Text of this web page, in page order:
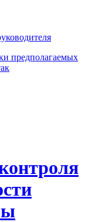
предполагаемых